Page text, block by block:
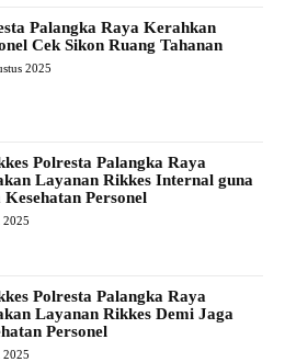
Palangka Raya Kerahkan
Cek Sikon Ruang Tahanan
2025
Polresta Palangka Raya
Layanan Rikkes Internal guna
Kesehatan Personel
2025
Polresta Palangka Raya
Layanan Rikkes Demi Jaga
Personel
2025